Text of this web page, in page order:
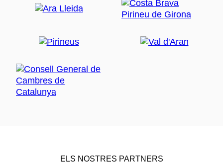
ELS NOSTRES PARTNERS